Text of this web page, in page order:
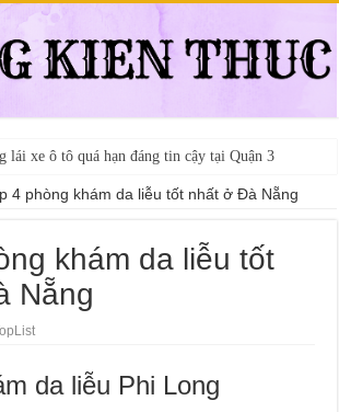
lái xe ô tô quá hạn đáng tin cậy tại Quận 3
4 phòng khám da liễu tốt nhất ở Đà Nẵng
khám da liễu tốt
Nẵng
da liễu Phi Long